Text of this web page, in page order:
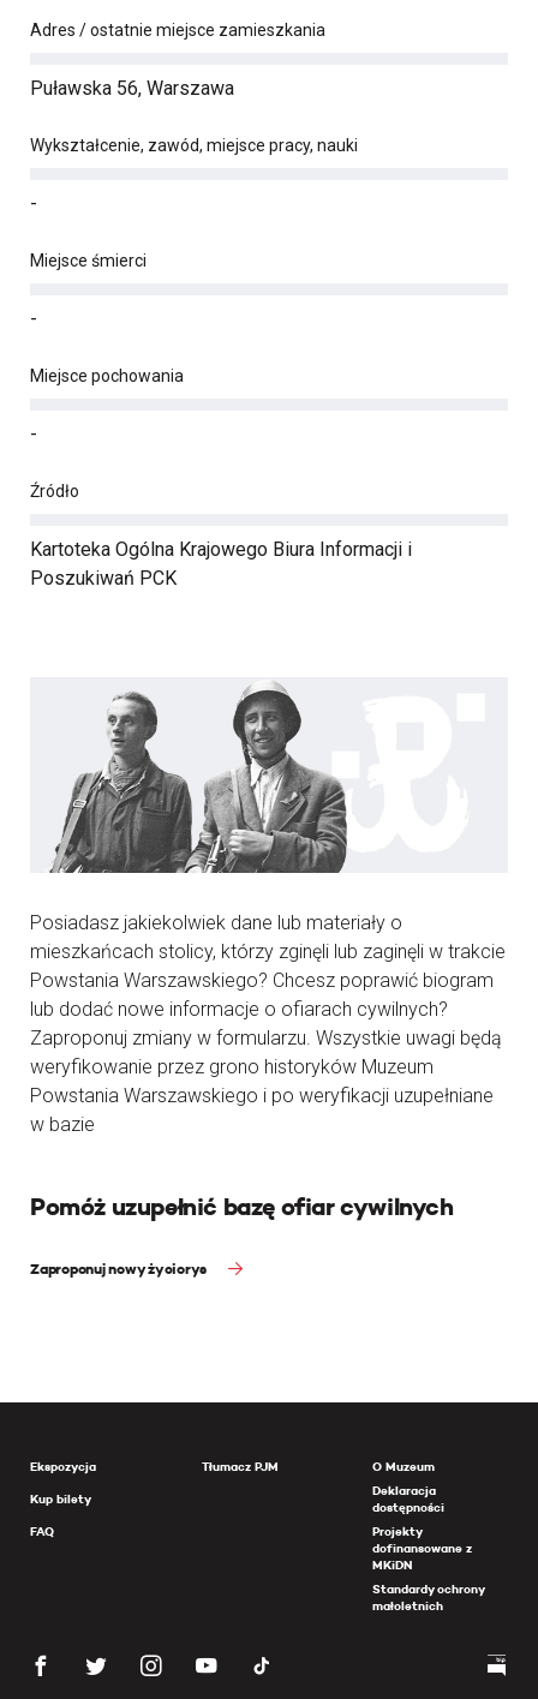
Adres / ostatnie miejsce zamieszkania
Puławska 56, Warszawa
Wykształcenie, zawód, miejsce pracy, nauki
-
Miejsce śmierci
-
Miejsce pochowania
-
Źródło
Kartoteka Ogólna Krajowego Biura Informacji i
Poszukiwań PCK
Posiadasz jakiekolwiek dane lub materiały o
mieszkańcach stolicy, którzy zginęli lub zaginęli w trakcie
Powstania Warszawskiego? Chcesz poprawić biogram
lub dodać nowe informacje o ofiarach cywilnych?
Zaproponuj zmiany w formularzu. Wszystkie uwagi będą
weryfikowanie przez grono historyków Muzeum
Powstania Warszawskiego i po weryfikacji uzupełniane
w bazie
Pomóż uzupełnić bazę ofiar cywilnych
Zaproponuj nowy życiorys
Ekspozycja
Kup bilety
FAQ
Tłumacz PJM
O Muzeum
Deklaracja
dostępności
Projekty
dofinansowane z
MKiDN
Standardy ochrony
małoletnich